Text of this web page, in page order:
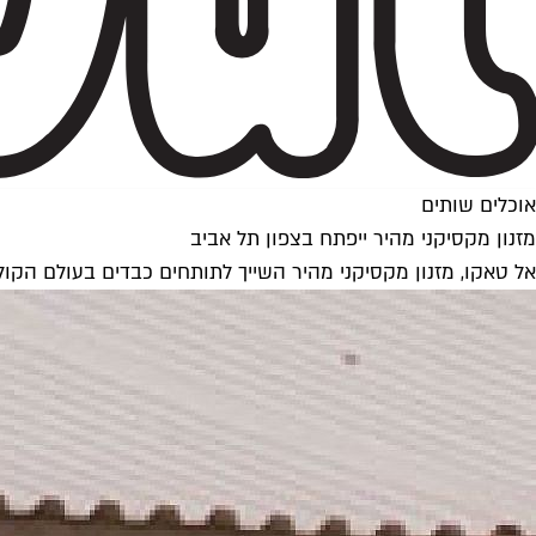
אוכלים שותים
מזנון מקסיקני מהיר ייפתח בצפון תל אביב
אל טאקו, מזנון מקסיקני מהיר השייך לתותחים כבדים בעולם